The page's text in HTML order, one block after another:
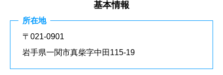
基本情報
所在地
〒021-0901
岩手県一関市真柴字中田115-19